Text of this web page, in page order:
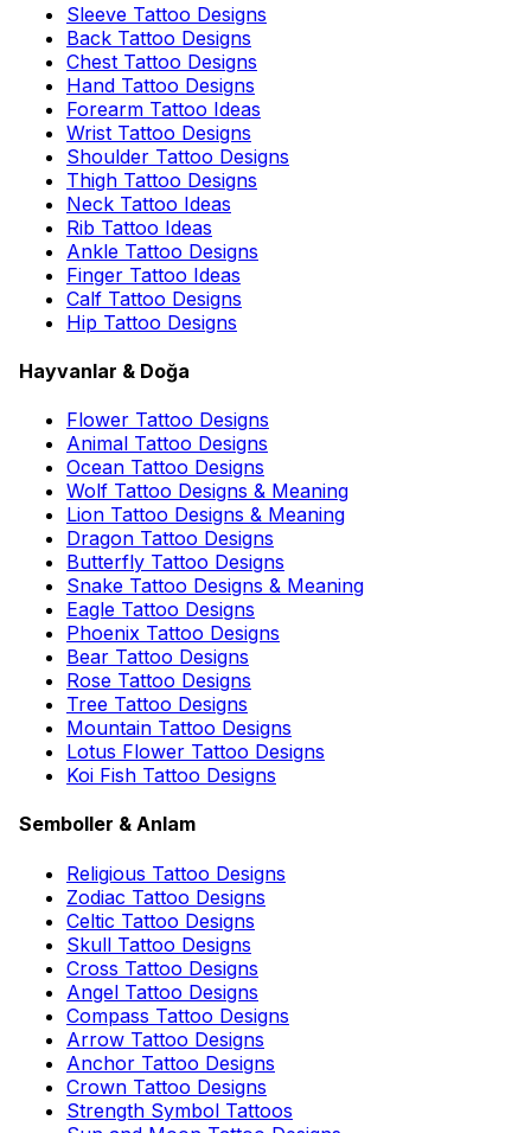
Sleeve Tattoo Designs
Back Tattoo Designs
Chest Tattoo Designs
Hand Tattoo Designs
Forearm Tattoo Ideas
Wrist Tattoo Designs
Shoulder Tattoo Designs
Thigh Tattoo Designs
Neck Tattoo Ideas
Rib Tattoo Ideas
Ankle Tattoo Designs
Finger Tattoo Ideas
Calf Tattoo Designs
Hip Tattoo Designs
Hayvanlar & Doğa
Flower Tattoo Designs
Animal Tattoo Designs
Ocean Tattoo Designs
Wolf Tattoo Designs & Meaning
Lion Tattoo Designs & Meaning
Dragon Tattoo Designs
Butterfly Tattoo Designs
Snake Tattoo Designs & Meaning
Eagle Tattoo Designs
Phoenix Tattoo Designs
Bear Tattoo Designs
Rose Tattoo Designs
Tree Tattoo Designs
Mountain Tattoo Designs
Lotus Flower Tattoo Designs
Koi Fish Tattoo Designs
Semboller & Anlam
Religious Tattoo Designs
Zodiac Tattoo Designs
Celtic Tattoo Designs
Skull Tattoo Designs
Cross Tattoo Designs
Angel Tattoo Designs
Compass Tattoo Designs
Arrow Tattoo Designs
Anchor Tattoo Designs
Crown Tattoo Designs
Strength Symbol Tattoos